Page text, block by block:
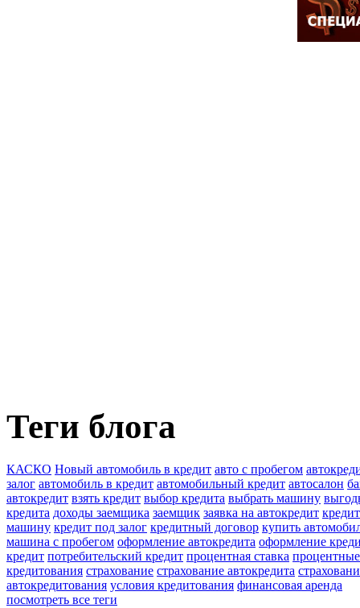
Теги блога
КАСКО Новый автомобиль в кредит авто с пробегом
залог автомобиль в кредит автомобильный кредит автосалон
автокредит взять кредит выбор кредита выбрать машину
кредита доходы заемщика заемщик заявка на автокредит кредит
машину кредит под залог кредитный договор купить
машина с пробегом оформление автокредита оформление
кредит потребительский кредит процентная ставка
кредитования страхование страхование автокредита
автокредитования условия кредитования финансовая аренда
посмотреть все теги